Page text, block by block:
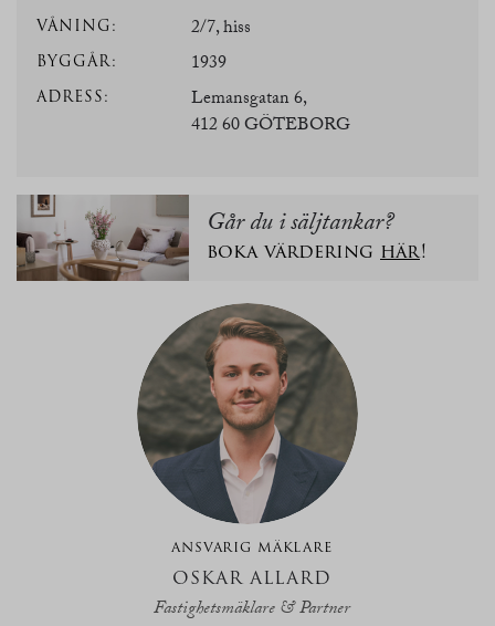
VÅNING: 2/7, hiss
BYGGÅR: 1939
ADRESS:
Lemansgatan 6,
412 60 GÖTEBORG
Går du i säljtankar?
boka värdering här!
ANSVARIG MÄKLARE
OSKAR ALLARD
Fastighetsmäklare & Partner